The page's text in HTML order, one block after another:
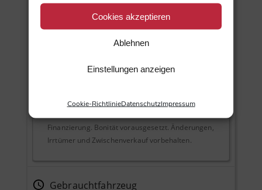
Cookies akzeptieren
Ablehnen
Einstellungen anzeigen
Cookie-RichtlinieDatenschutzImpressum
Unverbindliches Finanzierungsbeispiel der
basieren auf einer beispielhaften Berechnung
Überführungs- und Zulassungskosten fallen
Finanzierung. Bonität vorausgesetzt. Änderungen,
Irrtümer und Zwischenverkauf vorbehalten.
Gebrauchtfahrzeug